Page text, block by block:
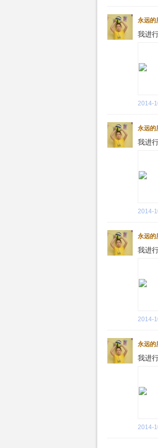
永远的
我进
2014-
永远的
我进
2014-
永远的
我进
2014-
永远的
我进
2014-